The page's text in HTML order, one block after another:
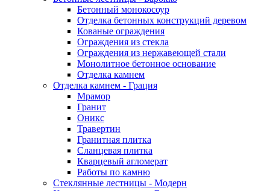
Бетонный монокосоур
Отделка бетонных конструкций деревом
Кованые ограждения
Ограждения из стекла
Ограждения из нержавеющей стали
Монолитное бетонное основание
Отделка камнем
Отделка камнем - Грация
Мрамор
Гранит
Оникс
Травертин
Гранитная плитка
Сланцевая плитка
Кварцевый агломерат
Работы по камню
Стеклянные лестницы - Модерн